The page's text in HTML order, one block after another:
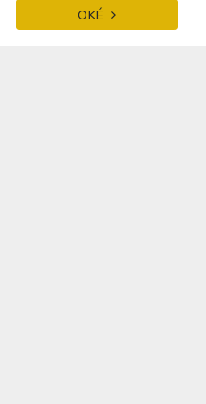
Afspraak maken
OKÉ